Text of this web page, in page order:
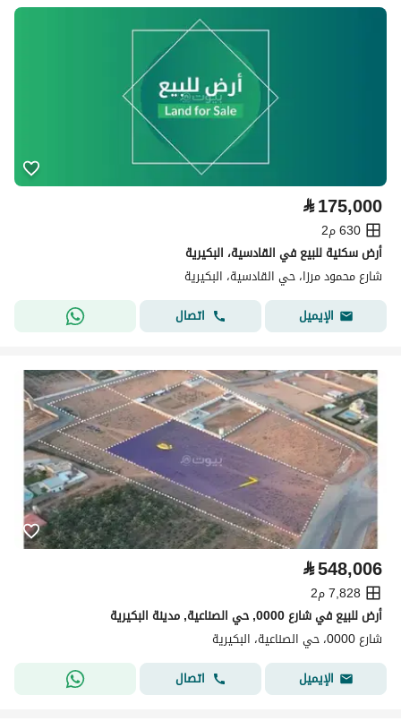
⃁175,000
630 م2
أرض سكنية للبيع في القادسية، البكيرية
شارع محمود مرزا، حي القادسية، البكيرية
الإيميل
اتصال
⃁548,006
7,828 م2
أرض للبيع في شارع 0000, حي الصناعية, مدينة البكيرية
شارع 0000، حي الصناعية، البكيرية
الإيميل
اتصال